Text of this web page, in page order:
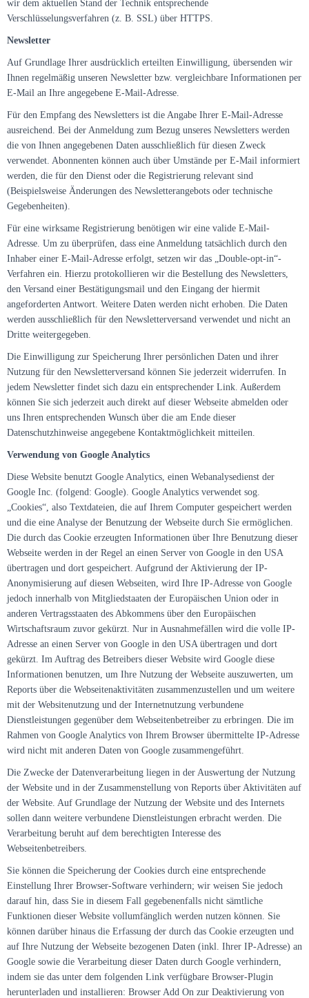
wir dem aktuellen Stand der Technik entsprechende
Verschlüsselungsverfahren (z. B. SSL) über HTTPS.
Newsletter
Auf Grundlage Ihrer ausdrücklich erteilten Einwilligung, übersenden wir
Ihnen regelmäßig unseren Newsletter bzw. vergleichbare Informationen per
E-Mail an Ihre angegebene E-Mail-Adresse.
Für den Empfang des Newsletters ist die Angabe Ihrer E-Mail-Adresse
ausreichend. Bei der Anmeldung zum Bezug unseres Newsletters werden
die von Ihnen angegebenen Daten ausschließlich für diesen Zweck
verwendet. Abonnenten können auch über Umstände per E-Mail informiert
werden, die für den Dienst oder die Registrierung relevant sind
(Beispielsweise Änderungen des Newsletterangebots oder technische
Gegebenheiten).
Für eine wirksame Registrierung benötigen wir eine valide E-Mail-
Adresse. Um zu überprüfen, dass eine Anmeldung tatsächlich durch den
Inhaber einer E-Mail-Adresse erfolgt, setzen wir das „Double-opt-in“-
Verfahren ein. Hierzu protokollieren wir die Bestellung des Newsletters,
den Versand einer Bestätigungsmail und den Eingang der hiermit
angeforderten Antwort. Weitere Daten werden nicht erhoben. Die Daten
werden ausschließlich für den Newsletterversand verwendet und nicht an
Dritte weitergegeben.
Die Einwilligung zur Speicherung Ihrer persönlichen Daten und ihrer
Nutzung für den Newsletterversand können Sie jederzeit widerrufen. In
jedem Newsletter findet sich dazu ein entsprechender Link. Außerdem
können Sie sich jederzeit auch direkt auf dieser Webseite abmelden oder
uns Ihren entsprechenden Wunsch über die am Ende dieser
Datenschutzhinweise angegebene Kontaktmöglichkeit mitteilen.
Verwendung von Google Analytics
Diese Website benutzt Google Analytics, einen Webanalysedienst der
Google Inc. (folgend: Google). Google Analytics verwendet sog.
„Cookies“, also Textdateien, die auf Ihrem Computer gespeichert werden
und die eine Analyse der Benutzung der Webseite durch Sie ermöglichen.
Die durch das Cookie erzeugten Informationen über Ihre Benutzung dieser
Webseite werden in der Regel an einen Server von Google in den USA
übertragen und dort gespeichert. Aufgrund der Aktivierung der IP-
Anonymisierung auf diesen Webseiten, wird Ihre IP-Adresse von Google
jedoch innerhalb von Mitgliedstaaten der Europäischen Union oder in
anderen Vertragsstaaten des Abkommens über den Europäischen
Wirtschaftsraum zuvor gekürzt. Nur in Ausnahmefällen wird die volle IP-
Adresse an einen Server von Google in den USA übertragen und dort
gekürzt. Im Auftrag des Betreibers dieser Website wird Google diese
Informationen benutzen, um Ihre Nutzung der Webseite auszuwerten, um
Reports über die Webseitenaktivitäten zusammenzustellen und um weitere
mit der Websitenutzung und der Internetnutzung verbundene
Dienstleistungen gegenüber dem Webseitenbetreiber zu erbringen. Die im
Rahmen von Google Analytics von Ihrem Browser übermittelte IP-Adresse
wird nicht mit anderen Daten von Google zusammengeführt.
Die Zwecke der Datenverarbeitung liegen in der Auswertung der Nutzung
der Website und in der Zusammenstellung von Reports über Aktivitäten auf
der Website. Auf Grundlage der Nutzung der Website und des Internets
sollen dann weitere verbundene Dienstleistungen erbracht werden. Die
Verarbeitung beruht auf dem berechtigten Interesse des
Webseitenbetreibers.
Sie können die Speicherung der Cookies durch eine entsprechende
Einstellung Ihrer Browser-Software verhindern; wir weisen Sie jedoch
darauf hin, dass Sie in diesem Fall gegebenenfalls nicht sämtliche
Funktionen dieser Website vollumfänglich werden nutzen können. Sie
können darüber hinaus die Erfassung der durch das Cookie erzeugten und
auf Ihre Nutzung der Webseite bezogenen Daten (inkl. Ihrer IP-Adresse) an
Google sowie die Verarbeitung dieser Daten durch Google verhindern,
indem sie das unter dem folgenden Link verfügbare Browser-Plugin
herunterladen und installieren: Browser Add On zur Deaktivierung von